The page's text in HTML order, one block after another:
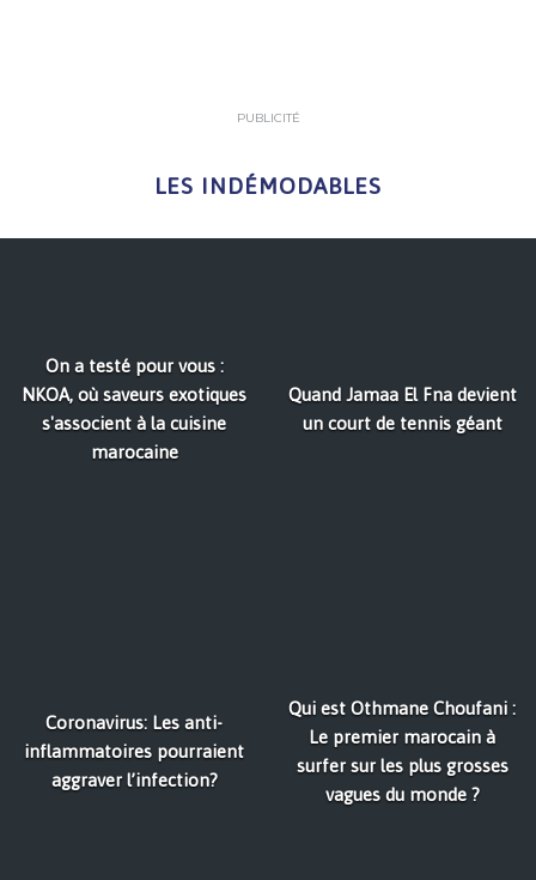
PUBLICITÉ
LES INDÉMODABLES
On a testé pour vous :
NKOA, où saveurs exotiques
s'associent à la cuisine
marocaine
Quand Jamaa El Fna devient
un court de tennis géant
Coronavirus: Les anti-
inflammatoires pourraient
aggraver l’infection?
Qui est Othmane Choufani :
Le premier marocain à
surfer sur les plus grosses
vagues du monde ?